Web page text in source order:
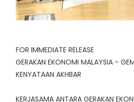
FOR IMMEDIATE RELEASE
GERAKAN EKONOMI MALAYSIA -
KENYATAAN AKHBAR
KERJASAMA ANTARA GERAKAN